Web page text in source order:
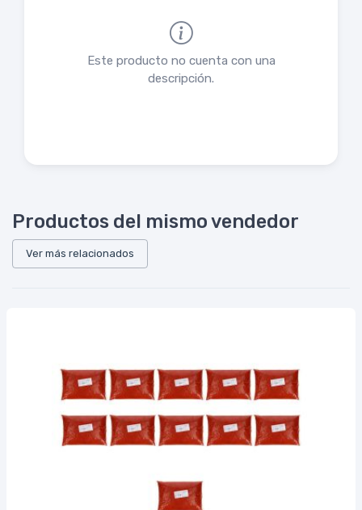
Este producto no cuenta con una
descripción.
Productos del mismo vendedor
Ver más relacionados